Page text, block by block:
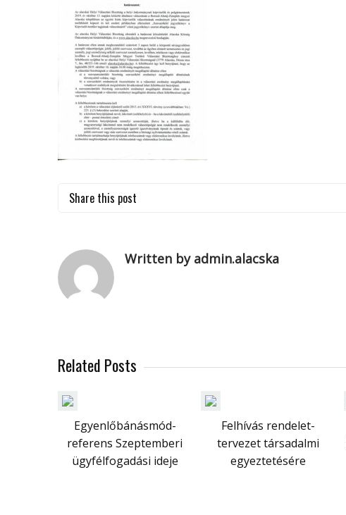
Share this post
Written by admin.alacska
Related Posts
Egyenlőbánásmód-
referens Szeptemberi
ügyfélfogadási ideje
Felhívás rendelet-
tervezet társadalmi
egyeztetésére